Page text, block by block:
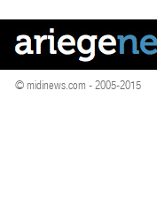
© midinews.com - 2005-2015